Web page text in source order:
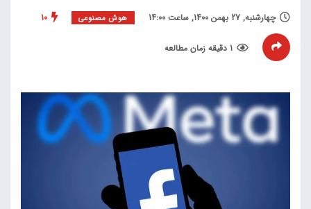
چهارشنبه, 27 بهمن 1400, ساعت 14:00 هوش مصنوعی 10
1 دقیقه زمان مطالعه